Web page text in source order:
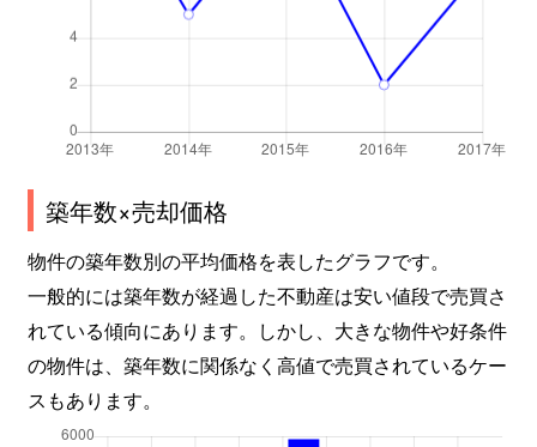
築年数×売却価格
物件の築年数別の平均価格を表したグラフです。
一般的には築年数が経過した不動産は安い値段で売買さ
れている傾向にあります。しかし、大きな物件や好条件
の物件は、築年数に関係なく高値で売買されているケー
スもあります。